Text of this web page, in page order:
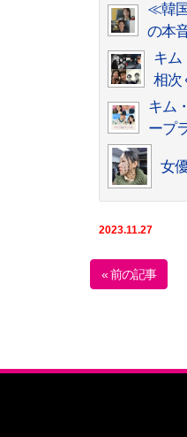
≪韓
の本
キム
相次
キム
ープ
女
2023.11.27
« 前の記事